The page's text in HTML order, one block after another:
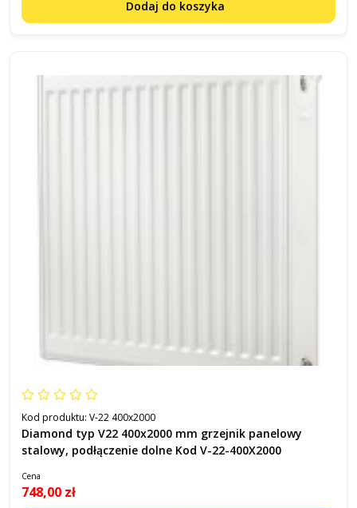
Dodaj do koszyka
Kod produktu: V-22 400x2000
Diamond typ V22 400x2000 mm grzejnik panelowy
stalowy, podłączenie dolne Kod V-22-400X2000
Cena
748,00 zł